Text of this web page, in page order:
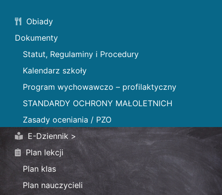
Obiady
Dokumenty
Statut, Regulaminy i Procedury
Kalendarz szkoły
Program wychowawczo – profilaktyczny
STANDARDY OCHRONY MAŁOLETNICH
Zasady oceniania / PZO
E-Dziennik >
Plan lekcji
Plan klas
Plan nauczycieli